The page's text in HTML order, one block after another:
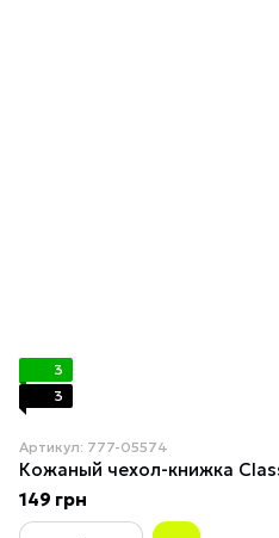
3
3
Артикул: 777-05574
149 грн